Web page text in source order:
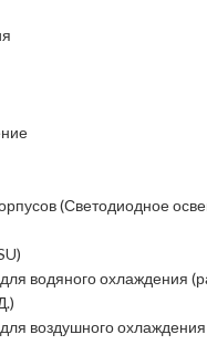
(Светодиодное
водяного охлаждения
воздушного